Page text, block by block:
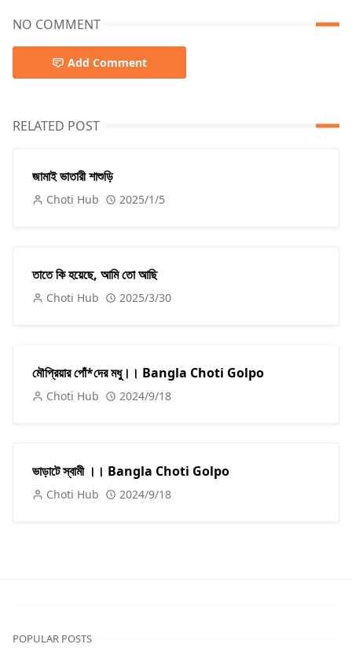
NO COMMENT
Add Comment
RELATED POST
জামাই ভাতারী শাশুড়ি
Choti Hub 2025/1/5
তাতে কি হয়েছে, আমি তো আছি
Choti Hub 2025/3/30
মৌপ্রিয়ার পোঁ*দের মধু।। Bangla Choti Golpo
Choti Hub 2024/9/18
ভাড়াটে স্বামী ।। Bangla Choti Golpo
Choti Hub 2024/9/18
POPULAR POSTS